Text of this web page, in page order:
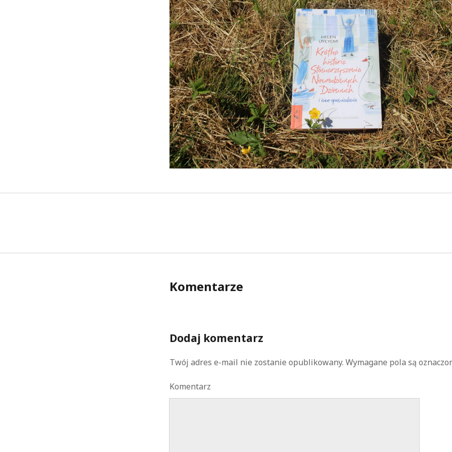
Knausgård komedie komedie romantyczne kryminał
Londyn narkotyki Netflix Nowy Jork
Paryż polskie filmy PRL sci-fiscience-
fictionserial BBC thrillerUSA Warszawa
weganizmWydawnictwo Muza
Wydawnictwo Uniwersytetu
JagiellońskiegoWydawnictwo ZnakXIX
wiekXVIII wiekXX wiek
Komentarze
Dodaj komentarz
Twój adres e-mail nie zostanie opublikowany. Wymagane pola są
Komentarz